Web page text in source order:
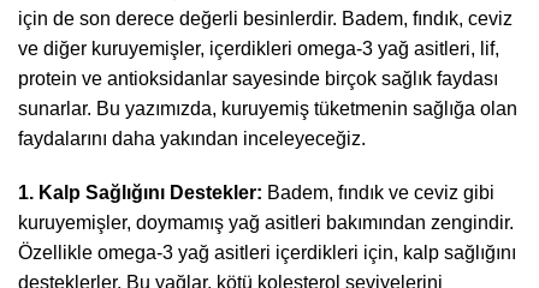
için de son derece değerli besinlerdir. Badem, fındık, ceviz
ve diğer kuruyemişler, içerdikleri omega-3 yağ asitleri, lif,
protein ve antioksidanlar sayesinde birçok sağlık faydası
sunarlar. Bu yazımızda, kuruyemiş tüketmenin sağlığa olan
faydalarını daha yakından inceleyeceğiz.
1. Kalp Sağlığını Destekler: Badem, fındık ve ceviz gibi
kuruyemişler, doymamış yağ asitleri bakımından zengindir.
Özellikle omega-3 yağ asitleri içerdikleri için, kalp sağlığını
desteklerler. Bu yağlar, kötü kolesterol seviyelerini